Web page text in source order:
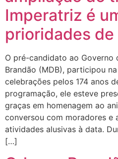
Imperatriz é
prioridades
O pré-candidato ao Governo
Brandão (MDB), participou
celebrações pelos 174 anos
programação, ele esteve
graças em homenagem ao
conversou com moradores e
atividades alusivas à data.
[…]